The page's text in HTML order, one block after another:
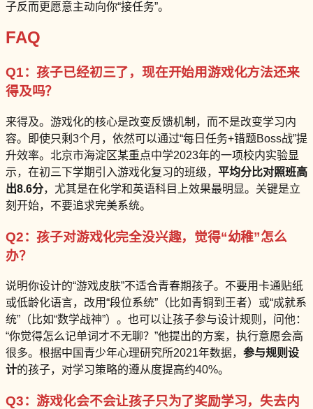
子反而更愿意主动向你“接任务”。
FAQ
Q1：孩子已经初三了，现在开始用游戏化方法还来
得及吗？
来得及。游戏化的核心是改变反馈机制，而不是改变学习内
容。即使只剩3个月，依然可以通过“每日任务+错题Boss战”提
升效率。北京市海淀区某重点中学2023年的一项校内实验显
示，在初三下学期引入游戏化复习的班级， 平均分比对照班高
出8.6分，尤其是在化学和英语科目上效果最明显。关键是立
刻开始，不要追求完美系统。
Q2：孩子对游戏化完全没兴趣，觉得“幼稚”怎么
办？
说明你设计的“游戏皮肤”不适合青春期孩子。不要用卡通贴纸
或低龄化语言，改用“段位系统”（比如青铜到王者）或“成就系
统”（比如“数学战神”）。也可以让孩子参与设计规则，问他：
“你觉得怎么记单词才不无聊？”他提出的方案，执行意愿会高
很多。根据中国青少年心理研究所2021年数据， 参与规则设
计的孩子，对学习策略的遵从度提高约40%。
Q3：游戏化会不会让孩子只为了奖励学习，失去内